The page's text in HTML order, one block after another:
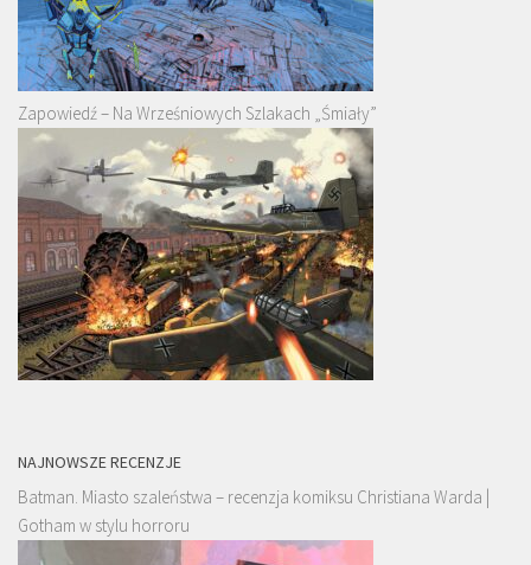
Zapowiedź – Na Wrześniowych Szlakach „Śmiały”
NAJNOWSZE RECENZJE
Batman. Miasto szaleństwa – recenzja komiksu Christiana Warda |
Gotham w stylu horroru